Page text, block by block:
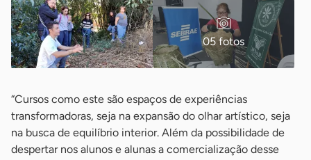
05 fotos
“Cursos como este são espaços de experiências
transformadoras, seja na expansão do olhar artístico, seja
na busca de equilíbrio interior. Além da possibilidade de
despertar nos alunos e alunas a comercialização desse